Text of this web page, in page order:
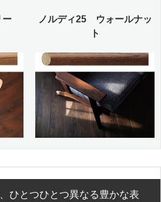
ノルディ25 ウォールナッ
ト
ひとつひとつ異なる豊かな表